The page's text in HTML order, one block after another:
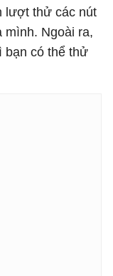
lượt thử các nút
mình. Ngoài ra,
bạn có thể thử